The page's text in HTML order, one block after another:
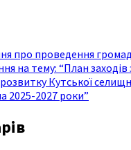
про проведення
на тему: “План заходів
Кутської
2025-2027 роки”